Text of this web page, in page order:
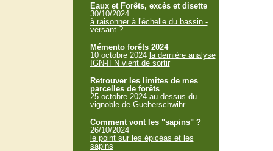
Eaux et Forêts, excès et disette
30/10/2024
à raisonner à l'échelle du bassin -
versant ?
Mémento forêts 2024
10 octobre 2024 la dernière analyse
IGN-IFN vient de sortir
Retrouver les limites de mes
parcelles de forêts
25 octobre 2024 au dessus du
vignoble de Gueberschwihr
Comment vont les "sapins" ?
26/10/2024
le point sur les épicéas et les
sapins